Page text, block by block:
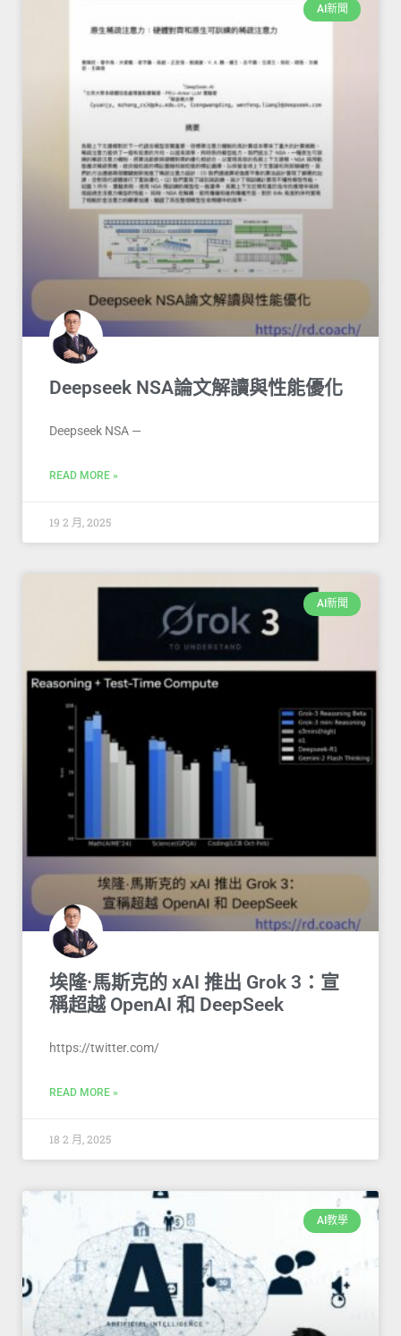
AI新聞
Deepseek NSA論文解讀與性能優化
Deepseek NSA —
READ MORE »
19 2 月, 2025
AI新聞
埃隆·馬斯克的 xAI 推出 Grok 3：宣
稱超越 OpenAI 和 DeepSeek
https://twitter.com/
READ MORE »
18 2 月, 2025
AI教學